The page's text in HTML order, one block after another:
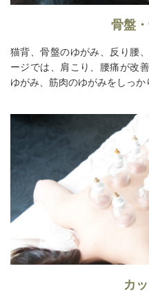
骨盤
猫背、骨盤のゆがみ、反り腰
ージでは、肩こり、腰痛が改
ゆがみ、筋肉のゆがみをしっか
カ